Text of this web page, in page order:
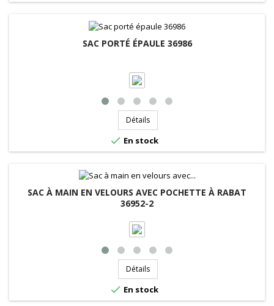
SAC PORTÉ ÉPAULE 36986
Détails
 En stock
SAC À MAIN EN VELOURS AVEC POCHETTE À RABAT
36952-2
Détails
 En stock